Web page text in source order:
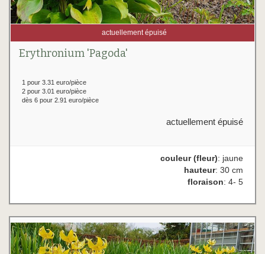
actuellement épuisé
Erythronium 'Pagoda'
1 pour 3.31 euro/pièce
2 pour 3.01 euro/pièce
dès 6 pour 2.91 euro/pièce
actuellement épuisé
couleur (fleur): jaune
hauteur: 30 cm
floraison: 4- 5